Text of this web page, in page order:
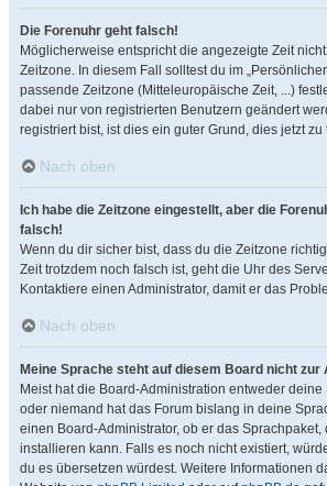
Die Forenuhr geht falsch!
Möglicherweise entspricht die angezeigte Zeit
Zeitzone. In diesem Fall solltest du im
passende Zeitzone (Mitteleuropäische Zeit, ...)
dabei nur von registrierten Benutzern geändert
registriert bist, ist dies ein guter Grund, dies jetzt zu
Nach oben
Ich habe die Zeitzone eingestellt, aber die
falsch!
Wenn du dir sicher bist, dass du die Zeitzone
Zeit trotzdem noch falsch ist, geht die Uhr des
Kontaktiere einen Administrator, damit er das
Nach oben
Meine Sprache steht auf diesem Board nicht zur
Meist hat die Board-Administration entweder
oder niemand hat das Forum bislang in deine
einen Board-Administrator, ob er das Sprachpaket,
installieren kann. Falls es noch nicht existiert,
du es übersetzen würdest. Weitere Informationen